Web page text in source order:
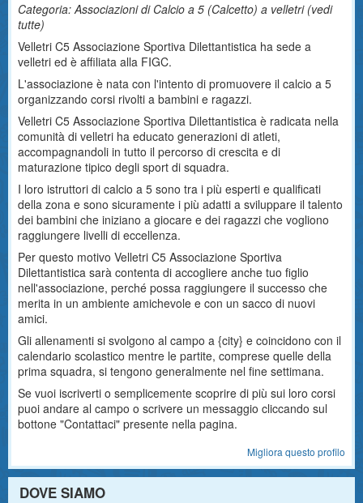
Categoria: Associazioni di Calcio a 5 (Calcetto) a velletri (vedi
tutte)
Velletri C5 Associazione Sportiva Dilettantistica ha sede a
velletri ed è affiliata alla FIGC.
L'associazione è nata con l'intento di promuovere il calcio a 5
organizzando corsi rivolti a bambini e ragazzi.
Velletri C5 Associazione Sportiva Dilettantistica è radicata nella
comunità di velletri ha educato generazioni di atleti,
accompagnandoli in tutto il percorso di crescita e di
maturazione tipico degli sport di squadra.
I loro istruttori di calcio a 5 sono tra i più esperti e qualificati
della zona e sono sicuramente i più adatti a sviluppare il talento
dei bambini che iniziano a giocare e dei ragazzi che vogliono
raggiungere livelli di eccellenza.
Per questo motivo Velletri C5 Associazione Sportiva
Dilettantistica sarà contenta di accogliere anche tuo figlio
nell'associazione, perché possa raggiungere il successo che
merita in un ambiente amichevole e con un sacco di nuovi
amici.
Gli allenamenti si svolgono al campo a {city} e coincidono con il
calendario scolastico mentre le partite, comprese quelle della
prima squadra, si tengono generalmente nel fine settimana.
Se vuoi iscriverti o semplicemente scoprire di più sui loro corsi
puoi andare al campo o scrivere un messaggio cliccando sul
bottone "Contattaci" presente nella pagina.
Migliora questo profilo
DOVE SIAMO